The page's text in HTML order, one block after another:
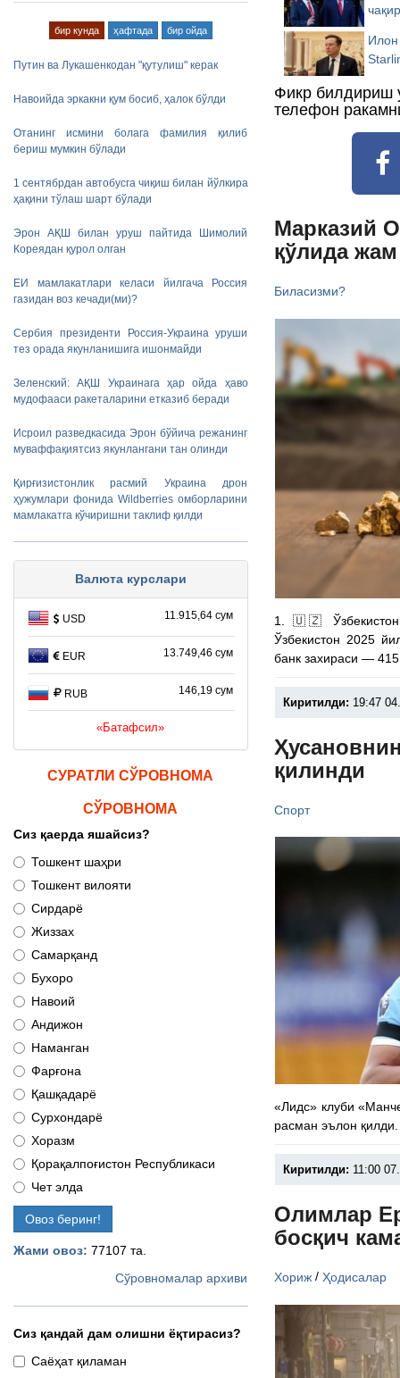
бир кунда ҳафтада бир ойда
Путин ва Лукашенкодан "қутулиш" керак
Навоийда эркакни қум босиб, ҳалок бўлди
Отанинг исмини болага фамилия қилиб
бериш мумкин бўлади
1 сентябрдан автобусга чиқиш билан йўлкира
ҳақини тўлаш шарт бўлади
Эрон АҚШ билан уруш пайтида Шимолий
Кореядан қурол олган
ЕИ мамлакатлари келаси йилгача Россия
газидан воз кечади(ми)?
Сербия президенти Россия-Украина уруши
тез орада якунланишига ишонмайди
Зеленский: АҚШ Украинага ҳар ойда ҳаво
мудофааси ракеталарини етказиб беради
Исроил разведкасида Эрон бўйича режанинг
муваффақиятсиз якунлангани тан олинди
Қирғизистонлик расмий Украина дрон
ҳужумлари фонида Wildberries омборларини
мамлакатга кўчиришни таклиф қилди
Валюта курслари
USD 11.915,64 сум
EUR 13.749,46 сум
RUB 146,19 сум
«Батафсил»
СУРАТЛИ СЎРОВНОМА
СЎРОВНОМА
Сиз қаерда яшайсиз?
Тошкент шаҳри
Тошкент вилояти
Сирдарё
Жиззах
Самарқанд
Бухоро
Навоий
Андижон
Наманган
Фарғона
Қашқадарё
Сурхондарё
Хоразм
Қорақалпоғистон Республикаси
Чет элда
Овоз беринг!
Жами овоз: 77107 та.
Сўровномалар архиви
Сиз қандай дам олишни ёқтирасиз?
Саёҳат қиламан
Илон
Фикр билдириш
телефон
Марказий
қўлида
Биласизми?
1. 🇺🇿 Ўзбекистон
Ўзбекистон 2025
банк захираси —
Киритилди: 19:47
қилинди
Спорт
«Лидс» клуби
расман эълон қилди.
Киритилди: 11:00
Олимлар
босқич
Хориж /Ҳодисалар